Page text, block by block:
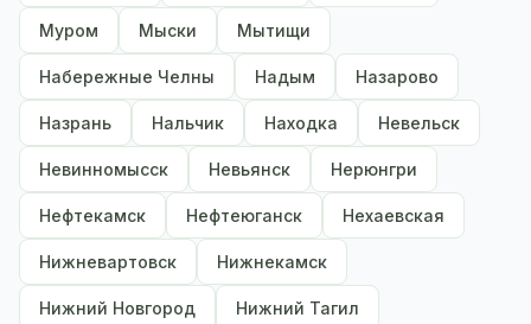
Муром Мыски Мытищи
Набережные Челны Надым Назарово
Назрань Нальчик Находка Невельск
Невинномысск Невьянск Нерюнгри
Нефтекамск Нефтеюганск Нехаевская
Нижневартовск Нижнекамск
Нижний Новгород Нижний Тагил